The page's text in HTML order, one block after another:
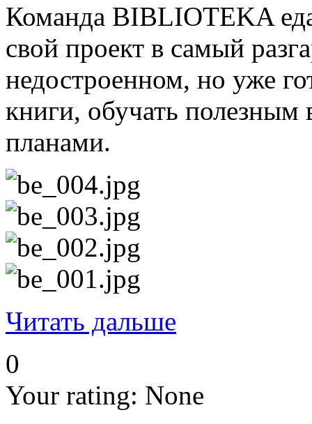
Команда BIBLIOTEKA
свой проект в самый
недостроенном, но уже
книги, обучать полезным
планами.
Читать дальше
0
Your rating: None